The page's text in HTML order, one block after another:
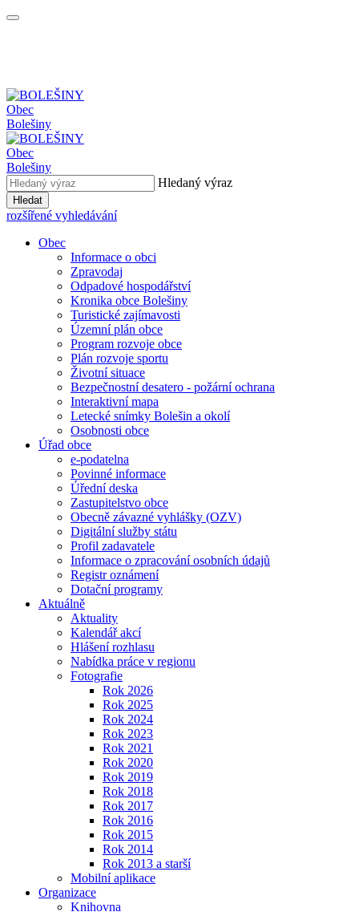
Obec
Bolešiny
Obec
Bolešiny
Hledaný výraz
Hledat
rozšířené vyhledávání
Obec
Informace o obci
Zpravodaj
Odpadové hospodářství
Kronika obce Bolešiny
Turistické zajímavosti
Územní plán obce
Program rozvoje obce
Plán rozvoje sportu
Životní situace
Bezpečnostní desatero - požární ochrana
Interaktivní mapa
Letecké snímky Bolešin a okolí
Osobnosti obce
Úřad obce
e-podatelna
Povinné informace
Úřední deska
Zastupitelstvo obce
Obecně závazné vyhlášky (OZV)
Digitální služby státu
Profil zadavatele
Informace o zpracování osobních údajů
Registr oznámení
Dotační programy
Aktuálně
Aktuality
Kalendář akcí
Hlášení rozhlasu
Nabídka práce v regionu
Fotografie
Rok 2026
Rok 2025
Rok 2024
Rok 2023
Rok 2021
Rok 2020
Rok 2019
Rok 2018
Rok 2017
Rok 2016
Rok 2015
Rok 2014
Rok 2013 a starší
Mobilní aplikace
Organizace
Knihovna